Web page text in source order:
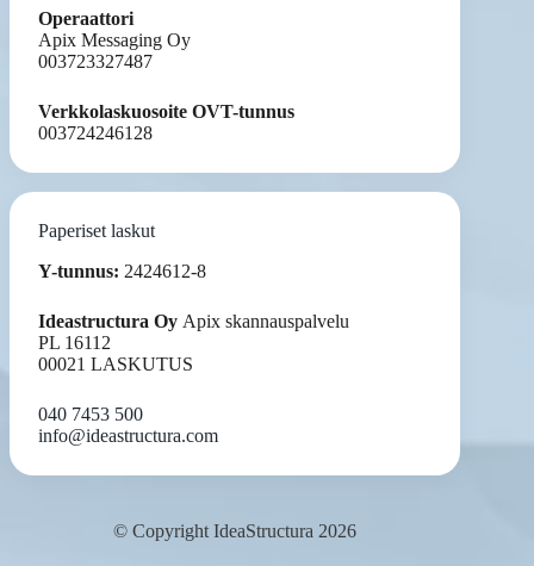
Operaattori
Apix Messaging Oy
003723327487
Verkkolaskuosoite OVT-tunnus
003724246128
Paperiset laskut
Y-tunnus: 2424612-8
Ideastructura Oy Apix skannauspalvelu
PL 16112
00021 LASKUTUS
040 7453 500
info@ideastructura.com
© Copyright IdeaStructura 2026